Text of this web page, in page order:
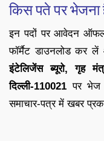
किस पते पर
इन पदों पर आवेदन
फॉर्मैट डाउनलोड कर
इंटेलिजेंस ब्यूरो, गृह
दिल्ली-110021 पर भेज
समाचार-पत्र में खबर